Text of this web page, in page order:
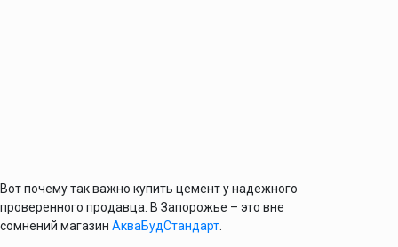
Вот почему так важно купить цемент у надежного
проверенного продавца. В Запорожье – это вне
сомнений магазин АкваБудСтандарт